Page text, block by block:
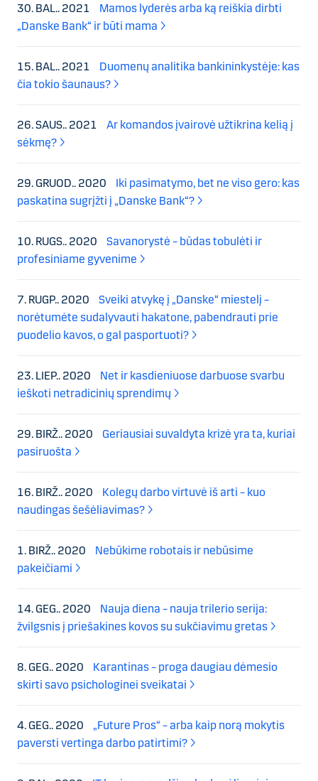
30. BAL.. 2021
Mamos lyderės arba ką reiškia dirbti
„Danske Bank“ ir būti mama
15. BAL.. 2021
Duomenų analitika bankininkystėje: kas
čia tokio šaunaus?
26. SAUS.. 2021
Ar komandos įvairovė užtikrina kelią į
sėkmę?
29. GRUOD.. 2020
Iki pasimatymo, bet ne viso gero: kas
paskatina sugrįžti į „Danske Bank“?
10. RUGS.. 2020
Savanorystė – būdas tobulėti ir
profesiniame gyvenime
7. RUGP.. 2020
Sveiki atvykę į „Danske“ miestelį –
norėtumėte sudalyvauti hakatone, pabendrauti prie
puodelio kavos, o gal pasportuoti?
23. LIEP.. 2020
Net ir kasdieniuose darbuose svarbu
ieškoti netradicinių sprendimų
29. BIRŽ.. 2020
Geriausiai suvaldyta krizė yra ta, kuriai
pasiruošta
16. BIRŽ.. 2020
Kolegų darbo virtuvė iš arti – kuo
naudingas šešėliavimas?
1. BIRŽ.. 2020
Nebūkime robotais ir nebūsime
pakeičiami
14. GEG.. 2020
Nauja diena – nauja trilerio serija:
žvilgsnis į priešakines kovos su sukčiavimu gretas
8. GEG.. 2020
Karantinas – proga daugiau dėmesio
skirti savo psichologinei sveikatai
4. GEG.. 2020
„Future Pros“ – arba kaip norą mokytis
paversti vertinga darbo patirtimi?